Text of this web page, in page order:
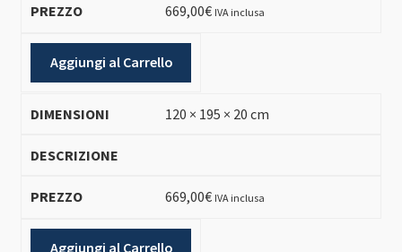
669,00€ IVA inclusa
Aggiungi al Carrello
120 × 195 × 20 cm
669,00€ IVA inclusa
Aggiungi al Carrello